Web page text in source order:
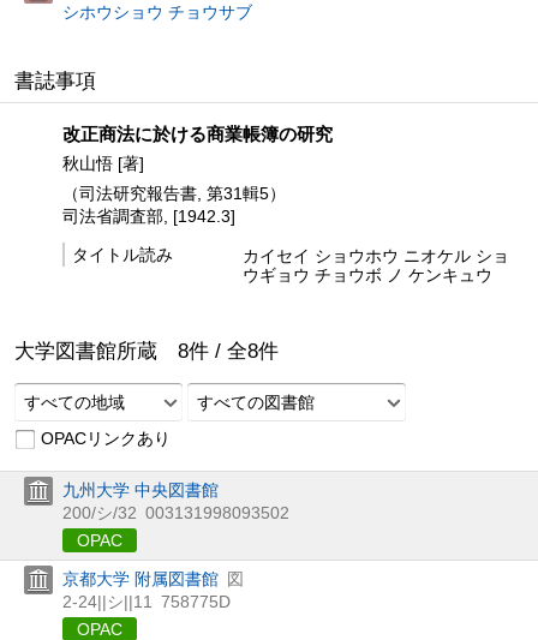
シホウショウ チョウサブ
書誌事項
改正商法に於ける商業帳簿の研究
秋山悟 [著]
（司法研究報告書, 第31輯5）
司法省調査部, [1942.3]
タイトル読み
カイセイ ショウホウ ニオケル ショ
ウギョウ チョウボ ノ ケンキュウ
大学図書館所蔵 8件 / 全8件
すべての地域
すべての図書館
OPACリンクあり
九州大学 中央図書館
200/シ/32 003131998093502
OPAC
京都大学 附属図書館 図
2-24||シ||11
758775D
OPAC